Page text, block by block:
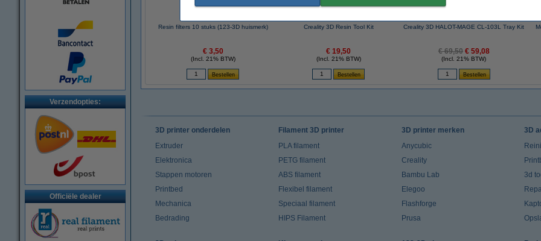
Verzendopties:
Officiële dealer
Resin filters 10 stuks (123-3D huismerk)
€ 3,50
(Incl. 21% BTW)
Creality 3D Resin Tool Kit
€ 19,50
(Incl. 21% BTW)
Creality 3D HALOT-MAGE CL-103L Tray Kit
€ 69,50 € 59,08
(Incl. 21% BTW)
3D printer onderdelen
Extruder
Elektronica
Stappen motoren
Printbed
Mechanica
Bedrading
Filament 3D printer
PLA filament
PETG filament
ABS filament
Flexibel filament
Speciaal filament
HIPS Filament
3D printer merken
Anycubic
Creality
Bambu Lab
Elegoo
Flashforge
Prusa
3D
3d